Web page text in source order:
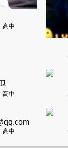
高中
高中
高中